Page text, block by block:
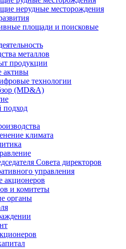
нерудные месторождения
площади и поисковые
металлов
продукции
активы
технологии
(MD&A)
подход
климата
Совета директоров
управления
акционеров
и комитеты
органы